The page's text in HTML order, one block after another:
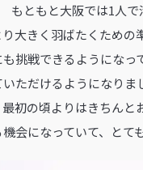
ともと大阪では1人で
大きく羽ばたくための
も挑戦できるようにな
いただけるようになり
最初の頃よりはきちん
会になっていて、とて